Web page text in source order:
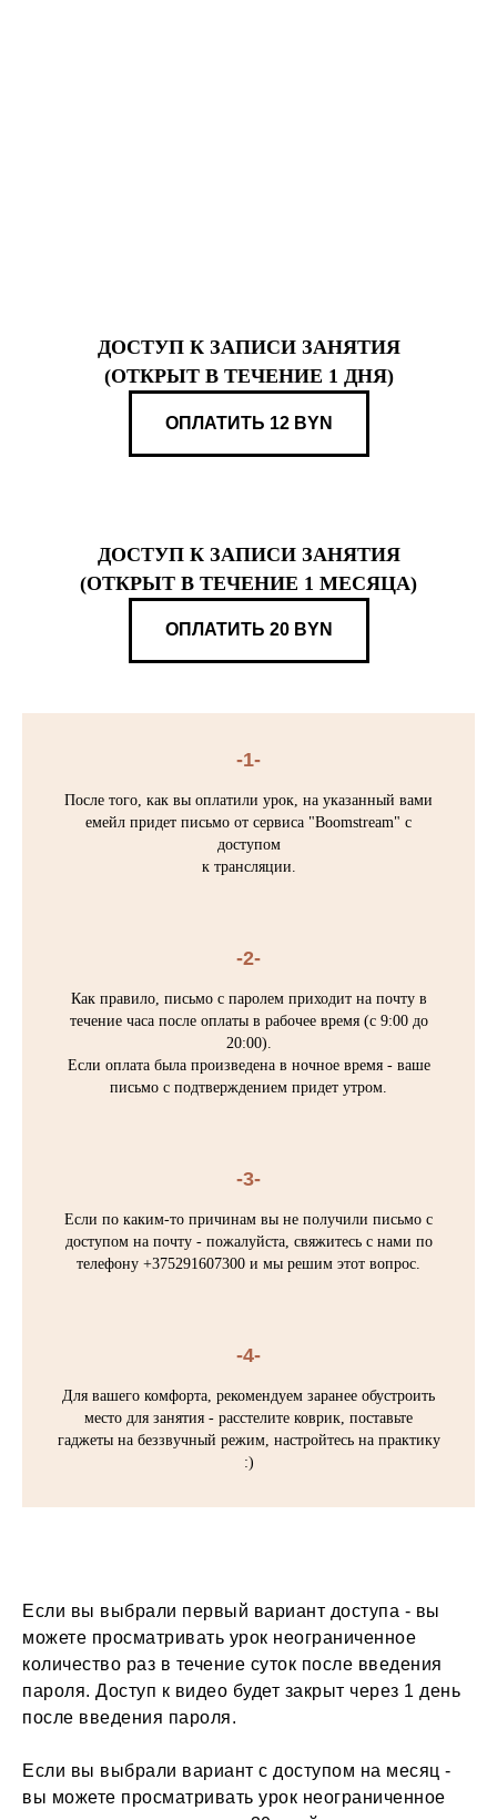
ДОСТУП К ЗАПИСИ ЗАНЯТИЯ
(ОТКРЫТ В ТЕЧЕНИЕ 1 ДНЯ)
ОПЛАТИТЬ 12 BYN
ДОСТУП К ЗАПИСИ ЗАНЯТИЯ
(ОТКРЫТ В ТЕЧЕНИЕ 1 МЕСЯЦА)
ОПЛАТИТЬ 20 BYN
-1-
После того, как вы оплатили урок, на указанный вами
емейл придет письмо от сервиса "Boomstream" с
доступом
к трансляции.
-2-
Как правило, письмо с паролем приходит на почту в
течение часа после оплаты в рабочее время (с 9:00 до
20:00).
Если оплата была произведена в ночное время - ваше
письмо с подтверждением придет утром.
-3-
Если по каким-то причинам вы не получили письмо с
доступом на почту - пожалуйста, свяжитесь с нами по
телефону +375291607300 и мы решим этот вопрос.
-4-
Для вашего комфорта, рекомендуем заранее обустроить
место для занятия - расстелите коврик, поставьте
гаджеты на беззвучный режим, настройтесь на практику
:)
Если вы выбрали первый вариант доступа - вы
можете просматривать урок неограниченное
количество раз в течение суток после введения
пароля. Доступ к видео будет закрыт через 1 день
после введения пароля.
Если вы выбрали вариант с доступом на месяц -
вы можете просматривать урок неограниченное